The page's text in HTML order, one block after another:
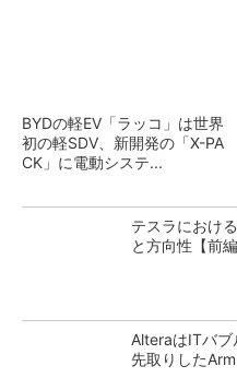
BYDの軽EV「ラッコ」は世界
初の軽SDV、新開発の「X-PA
CK」に電動システ...
テスラにおけ
と方向性【前編
AlteraはITバブ
先取りした